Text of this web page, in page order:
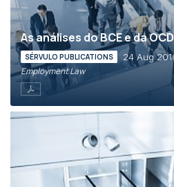
As análises do BCE e da
SÉRVULO PUBLICATIONS 24 Aug
Employment Law